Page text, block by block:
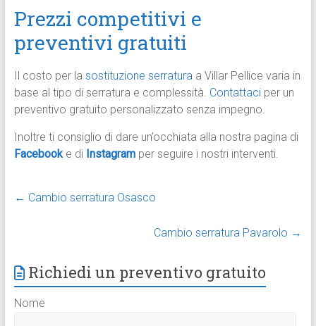
Prezzi competitivi e
preventivi gratuiti
Il costo per la sostituzione serraturaa Villar Pellice varia in
base al tipo di serratura e complessità. Contattaciper un
preventivo gratuito personalizzato senza impegno.
Inoltre ti consiglio di dare un’occhiata alla nostra pagina di
Facebook e di Instagram per seguire i nostri interventi.
← Cambio serratura Osasco
Cambio serratura Pavarolo →
Richiedi un preventivo gratuito
Nome